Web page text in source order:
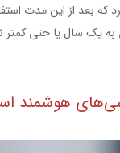
عمر مفیدی بین ۲ تا ۳ سال
یک سال یا حتی کمتر